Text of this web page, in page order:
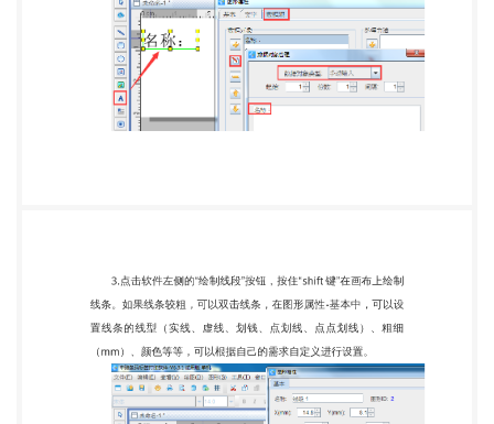
以点击确定。 以上就是在条码打印软件中编辑文字的
步骤，如果想要批量制 作标签的话，可以把你的可变
信息保存到 TXT 文本或者 excel 表中， 导入到条码打
印软件中，然后在软件中进行调用即可。编辑完成之
（根据你的打印机型号，在网上搜一下对应的校验方
法，做 打印机自校验）。